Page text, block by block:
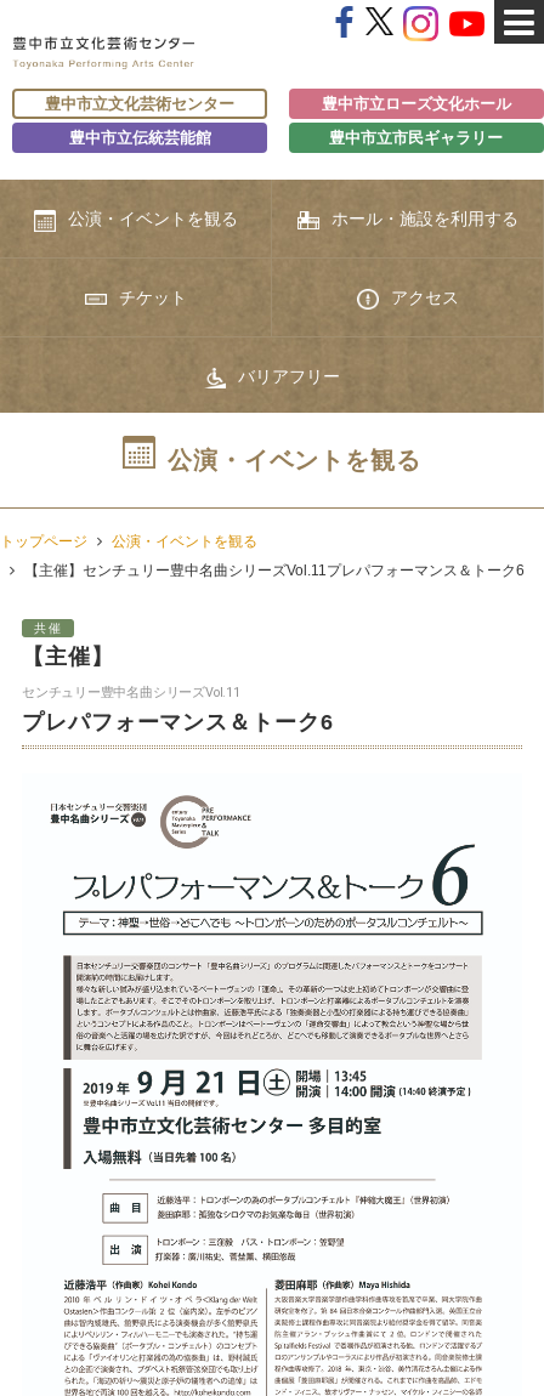
豊中市立文化芸術センター
豊中市立ローズ文化ホール
豊中市立伝統芸能館
豊中市立市民ギャラリー
公演・イベントを観る ホール・施設を利用する
チケット アクセス
バリアフリー
公演・イベントを観る
トップページ
公演・イベントを観る
【主催】 センチュリー豊中名曲シリーズVol.11プレパフォーマンス＆トーク6
共催
【主催】
センチュリー豊中名曲シリーズVol.11
プレパフォーマンス＆トーク6